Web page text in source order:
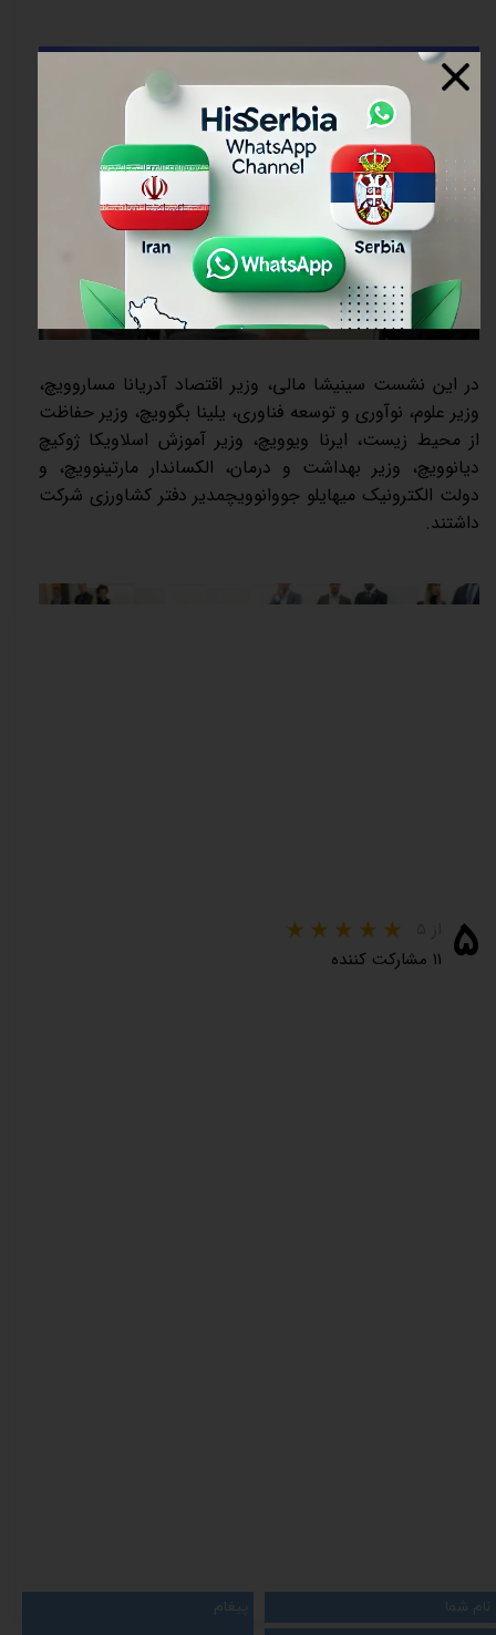
در این نشست سینیشا مالی، وزیر اقتصاد آدریانا مساروویچ،
وزیر علوم، نوآوری و توسعه فناوری، یلینا بگوویچ، وزیر حفاظت
از محیط زیست، ایرنا ویوویچ، وزیر آموزش اسلاویکا ژوکیچ
دیانوویچ، وزیر بهداشت و درمان، الکساندار مارتینوویچ، و
دولت الکترونیک میهایلو جووانوویچمدیر دفتر کشاورزی شرکت
داشتند.
۵ ۱۱ مشارکت کننده